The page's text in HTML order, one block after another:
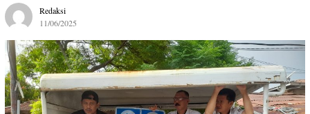
Redaksi
11/06/2025